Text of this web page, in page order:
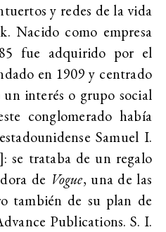
y redes de la vida
Nacido como empresa
fue adquirido por el
en 1909 y centrado
un interés o grupo social
conglomerado había
Samuel I.
se trataba de un regalo
de Vogue, una de las
también de su plan de
Publications. S. I.